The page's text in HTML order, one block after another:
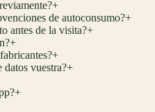
+
de autoconsumo?+
antes de la visita?+
+
+
datos vuestra?+
+